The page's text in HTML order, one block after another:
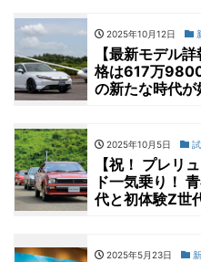
2025年10月12日
【最新モデル
格は617万
の新たな時代が
2025年10月5日
【祝！ プレリ
ド一気乗り！
代と初体験Z世
2025年5月23日